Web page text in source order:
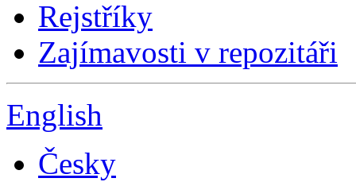
Rejstříky
Zajímavosti v repozitáři
English
Česky